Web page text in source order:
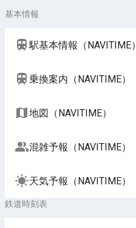
基本情報
駅基本情報（NAVITIME）
乗換案内（NAVITIME）
地図（NAVITIME）
混雑予報（NAVITIME）
天気予報（NAVITIME）
鉄道時刻表